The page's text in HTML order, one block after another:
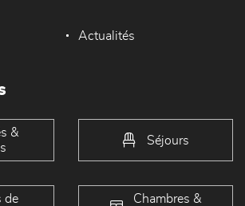
Actualités
&
Séjours
de
Chambres &